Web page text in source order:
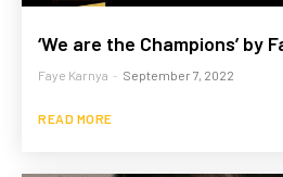
‘We are the Champions’ by
Faye Karnya - September 7, 2022
READ MORE